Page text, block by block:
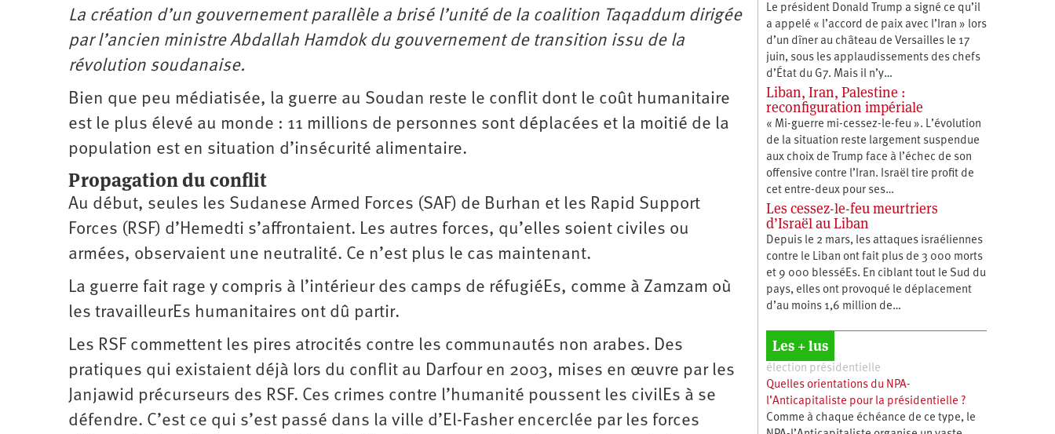
La création d’un gouvernement parallèle a brisé l’unité de la coalition Taqaddum dirigée
par l’ancien ministre Abdallah Hamdok du gouvernement de transition issu de la
révolution soudanaise.
Bien que peu médiatisée, la guerre au Soudan reste le conflit dont le coût humanitaire
est le plus élevé au monde : 11 millions de personnes sont déplacées et la moitié de la
population est en situation d’insécurité alimentaire.
Propagation du conflit
Au début, seules les Sudanese Armed Forces (SAF) de Burhan et les Rapid Support
Forces (RSF) d’Hemedti s’affrontaient. Les autres forces, qu’elles soient civiles ou
armées, observaient une neutralité. Ce n’est plus le cas maintenant.
La guerre fait rage y compris à l’intérieur des camps de réfugiéEs, comme à Zamzam où
les travailleurEs humanitaires ont dû partir.
Les RSF commettent les pires atrocités contre les communautés non arabes. Des
pratiques qui existaient déjà lors du conflit au Darfour en 2003, mises en œuvre par les
Janjawid précurseurs des RSF. Ces crimes contre l’humanité poussent les civilEs à se
défendre. C’est ce qui s’est passé dans la ville d’El-­Fasher encerclée par les forces
Le président Donald Trump a signé ce qu’il
a appelé « l’accord de paix avec l’Iran » lors
d’un dîner au château de Versailles le 17
juin, sous les applaudissements des chefs
d’État du G7. Mais il n’y…
Liban, Iran, Palestine :
reconfiguration impériale
« Mi-guerre mi-cessez-le-feu ». L’évolution
de la situation reste largement suspendue
aux choix de Trump face à l’échec de son
offensive contre l’Iran. Israël tire profit de
cet entre-deux pour ses…
Les cessez-le-feu meurtriers
d’Israël au Liban
Depuis le 2 mars, les attaques israéliennes
contre le Liban ont fait plus de 3 000 morts
et 9 000 blesséEs. En ciblant tout le Sud du
pays, elles ont provoqué le déplacement
d’au moins 1,6 million de…
Les + lus
élection présidentielle
Quelles orientations du NPA-
l’Anticapitaliste pour la présidentielle ?
Comme à chaque échéance de ce type, le